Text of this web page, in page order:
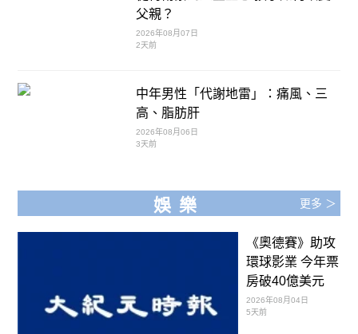
父親？
2026年08月07日
2天前
中年男性「代謝地雷」：痛風、三
高、脂肪肝
2026年08月06日
3天前
娛樂 更多 ＞
《奧德賽》助攻
環球影業 今年票
房破40億美元
2026年08月04日
5天前